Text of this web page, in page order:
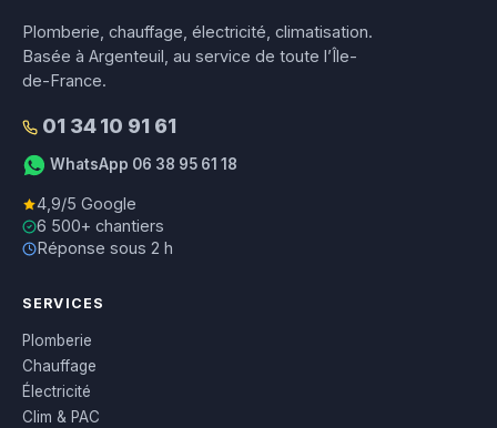
Plomberie, chauffage, électricité, climatisation.
Basée à Argenteuil, au service de toute l’Île-
de-France.
01 34 10 91 61
WhatsApp 06 38 95 61 18
4,9/5 Google
6 500+ chantiers
Réponse sous 2 h
SERVICES
Plomberie
Chauffage
Électricité
Clim & PAC